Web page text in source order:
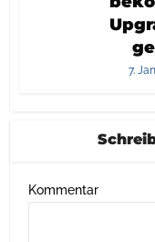
7.
Kommentar